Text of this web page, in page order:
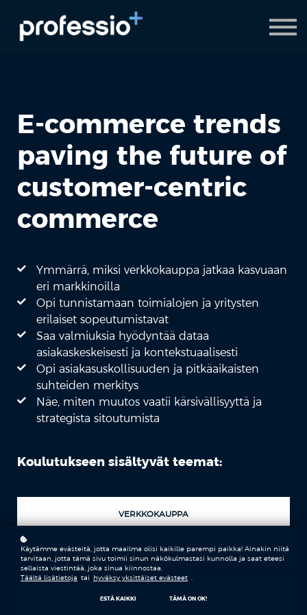
AI Coach
Pyydä demo
E-commerce trends
paving the future of
customer-centric
commerce
Ymmärrä, miksi verkkokauppa jatkaa kasvuaan
eri markkinoilla
Opi tunnistamaan toimialojen ja yritysten
erilaiset sopeutumistavat
Saa valmiuksia hyödyntää dataa
asiakaskeskeisesti ja kontekstuaalisesti
Opi asiakasuskollisuuden ja pitkäaikaisten
suhteiden merkitys
Näe, miten muutos vaatii kärsivällisyyttä ja
strategista sitoutumista
Koulutukseen sisältyvät teemat:
VERKKOKAUPPA
TRENDIT
Käytämme evästeitä, jotta maailma olisi kaikille parempi paikka! Ainakin niitä
tarvitaan, jotta tämä sivu toimii sinun näkökulmastasi kunnolla ja saat eteesi
sellaista viestintää, joka sinua kiinnostaa.
Täältä lisätietoja tai hyväksy yksittäiset evästeet
ESTÄ KAIKKI TÄMÄ ON OK!